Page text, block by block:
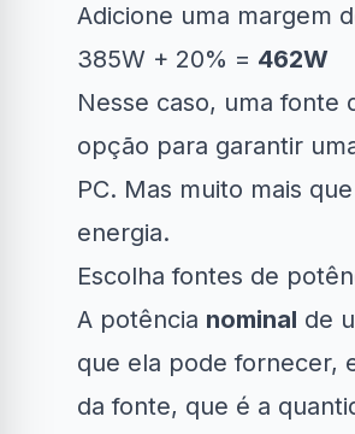
Adicione uma margem
385W + 20% = 462W
Nesse caso, uma fonte
opção para garantir
PC. Mas muito mais
energia.
Escolha fontes de
A potência nominal de
que ela pode fornecer,
da fonte, que é a